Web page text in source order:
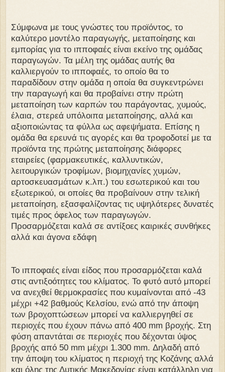
Σύμφωνα με τους γνώστες του προϊόντος, το
καλύτερο μοντέλο παραγωγής, μεταποίησης και
εμπορίας για το ιπποφαές είναι εκείνο της ομάδας
παραγωγών. Τα μέλη της ομάδας αυτής θα
καλλιεργούν το ιπποφαές, το οποίο θα το
παραδίδουν στην ομάδα η οποία θα συγκεντρώνει
την παραγωγή και θα προβαίνει στην πρώτη
μεταποίηση των καρπών του παράγοντας, χυμούς,
έλαια, στερεά υπόλοιπα μεταποίησης, αλλά και
αξιοποιώντας τα φύλλα ως αφεψήματα. Επίσης η
ομάδα θα ερευνά τις αγορές και θα τροφοδοτεί με τα
προϊόντα της πρώτης μεταποίησης διάφορες
εταιρείες (φαρμακευτικές, καλλυντικών,
λειτουργικών τροφίμων, βιομηχανίες χυμών,
αρτοσκευασμάτων κ.λπ.) του εσωτερικού και του
εξωτερικού, οι οποίες θα προβαίνουν στην τελική
μεταποίηση, εξασφαλίζοντας τις υψηλότερες δυνατές
τιμές προς όφελος των παραγωγών.
Προσαρμόζεται καλά σε αντίξοες καιρικές συνθήκες
αλλά και άγονα εδάφη
Το ιπποφαές είναι είδος που προσαρμόζεται καλά
στις αντιξοότητες του κλίματος. Το φυτό αυτό μπορεί
να ανεχθεί θερμοκρασίες που κυμαίνονται από -43
μέχρι +42 βαθμούς Κελσίου, ενώ από την άποψη
των βροχοπτώσεων μπορεί να καλλιεργηθεί σε
περιοχές που έχουν πάνω από 400 mm βροχής. Στη
φύση απαντάται σε περιοχές που δέχονται ύψος
βροχής από 50 mm μέχρι 1.300 mm. Δηλαδή από
την άποψη του κλίματος η περιοχή της Κοζάνης αλλά
και όλης της Δυτικής Μακεδονίας είναι κατάλληλη για